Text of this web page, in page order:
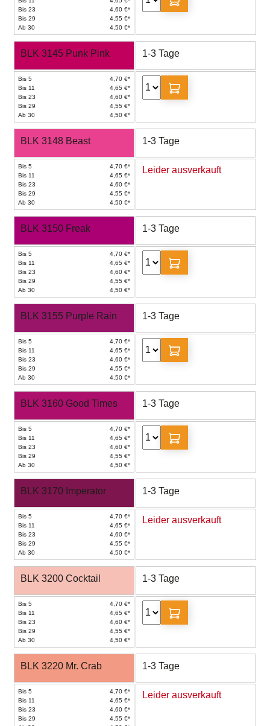
Bis 23
4,60 €*
Bis 29
4,55 €*
Ab 30
4,50 €*
BLK 3145 Punk Pink 1-3 Tage
Bis 5
4,70 €*
Bis 11
4,65 €*
Bis 23
4,60 €*
Bis 29
4,55 €*
Ab 30
4,50 €*
BLK 3148 Beast 1-3 Tage
Bis 5
4,70 €*
Bis 11
4,65 €*
Bis 23
4,60 €*
Bis 29
4,55 €*
Ab 30
4,50 €*
Leider ausverkauft
BLK 3150 Freak 1-3 Tage
Bis 5
4,70 €*
Bis 11
4,65 €*
Bis 23
4,60 €*
Bis 29
4,55 €*
Ab 30
4,50 €*
BLK 3155 Purple Rain 1-3 Tage
Bis 5
4,70 €*
Bis 11
4,65 €*
Bis 23
4,60 €*
Bis 29
4,55 €*
Ab 30
4,50 €*
BLK 3160 Good Times 1-3 Tage
Bis 5
4,70 €*
Bis 11
4,65 €*
Bis 23
4,60 €*
Bis 29
4,55 €*
Ab 30
4,50 €*
BLK 3170 Imperator 1-3 Tage
Bis 5
4,70 €*
Bis 11
4,65 €*
Bis 23
4,60 €*
Bis 29
4,55 €*
Ab 30
4,50 €*
Leider ausverkauft
BLK 3200 Cocktail 1-3 Tage
Bis 5
4,70 €*
Bis 11
4,65 €*
Bis 23
4,60 €*
Bis 29
4,55 €*
Ab 30
4,50 €*
BLK 3220 Mr. Crab 1-3 Tage
Bis 5
4,70 €*
Bis 11
4,65 €*
Bis 23
4,60 €*
Bis 29
4,55 €*
Leider ausverkauft